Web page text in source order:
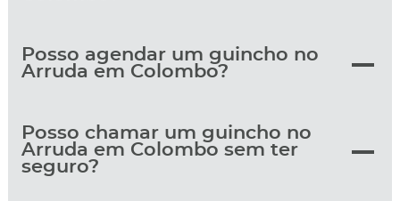
Posso agendar um guincho no
Arruda em Colombo?
Posso chamar um guincho no
Arruda em Colombo sem ter
seguro?